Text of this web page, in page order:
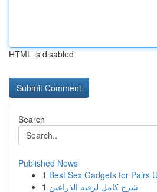
HTML is disabled
Search
Published News
1 Best Sex Gadgets for Pairs
1 شرح كامل لرقيه الذراعين